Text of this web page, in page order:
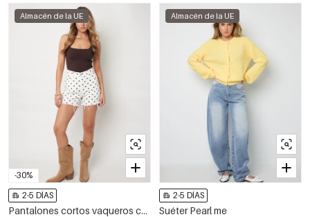
-30%
Almacén de la UE
2-5 DÍAS
Pantalones cortos vaqueros con estampado de lunares
Almacén de la UE
2-5 DÍAS
Suéter Pearl me